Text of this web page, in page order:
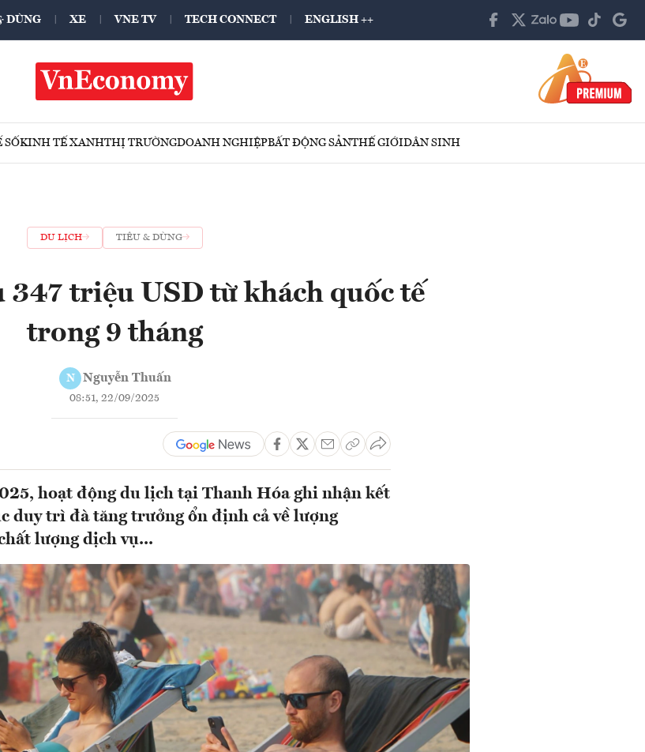
DÙNG XE VNE TV TECH CONNECT ENGLISH ++
SỐKINH TẾ XANHTHỊ TRƯỜNGDOANH NGHIỆPBẤT ĐỘNG SẢNTHẾ GIỚIDÂN SINH
DU LỊCH TIÊU & DÙNG
347 triệu USD từ khách quốc tế
trong 9 tháng
N Nguyễn Thuấn
08:51, 22/09/2025
hoạt động du lịch tại Thanh Hóa ghi nhận kết
duy trì đà tăng trưởng ổn định cả về lượng
lượng dịch vụ...